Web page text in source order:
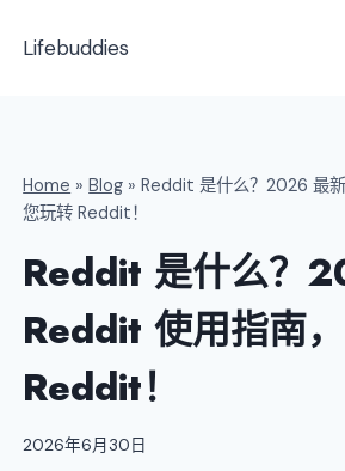
Lifebuddies
Home »Blog »Reddit 是什么？2026 最
您玩转 Reddit！
Reddit 是什么？
Reddit 使用指南
Reddit！
2026年6月30日